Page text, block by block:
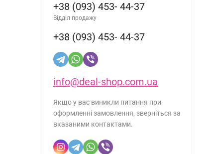
+38 (093) 453- 44-37
Відділ продажу
+38 (093) 453- 44-37
info@deal-shop.com.ua
Якщо у вас виникли питання при
оформленні замовлення, зверніться за
вказаними контактами.